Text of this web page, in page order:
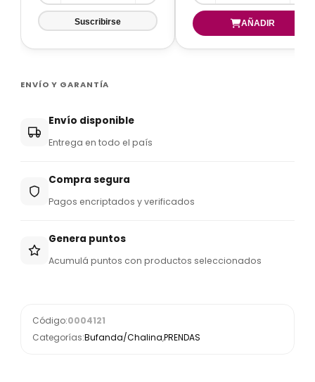
ENVÍO Y GARANTÍA
Envío disponible
Entrega en todo el país
Compra segura
Pagos encriptados y verificados
Genera puntos
Acumulá puntos con productos seleccionados
Código:0004121
Categorías:Bufanda/Chalina,PRENDAS